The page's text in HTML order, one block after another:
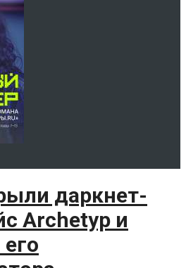
даркнет-
Archetyp и